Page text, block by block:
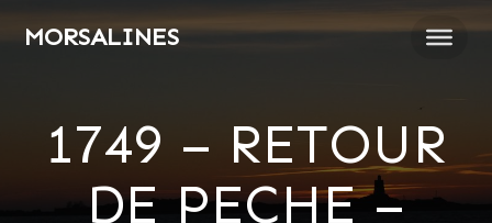
Passer
au
MORSALINES
1749 – RETOUR
DE PECHE –